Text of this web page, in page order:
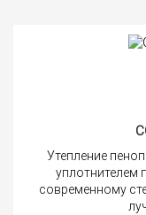
Утепление
уплотнителем
современному